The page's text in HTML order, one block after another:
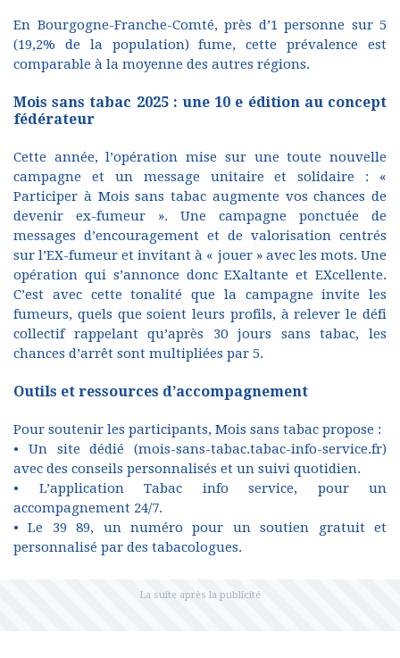
En Bourgogne-Franche-Comté, près d’1 personne sur 5
(19,2% de la population) fume, cette prévalence est
comparable à la moyenne des autres régions.
Mois sans tabac 2025 : une 10 e édition au concept
fédérateur
Cette année, l’opération mise sur une toute nouvelle
campagne et un message unitaire et solidaire : «
Participer à Mois sans tabac augmente vos chances de
devenir ex-fumeur ». Une campagne ponctuée de
messages d’encouragement et de valorisation centrés
sur l’EX-fumeur et invitant à « jouer » avec les mots. Une
opération qui s’annonce donc EXaltante et EXcellente.
C’est avec cette tonalité que la campagne invite les
fumeurs, quels que soient leurs profils, à relever le défi
collectif rappelant qu’après 30 jours sans tabac, les
chances d’arrêt sont multipliées par 5.
Outils et ressources d’accompagnement
Pour soutenir les participants, Mois sans tabac propose :
• Un site dédié (mois-sans-tabac.tabac-info-service.fr)
avec des conseils personnalisés et un suivi quotidien.
• L’application Tabac info service, pour un
accompagnement 24/7.
• Le 39 89, un numéro pour un soutien gratuit et
personnalisé par des tabacologues.